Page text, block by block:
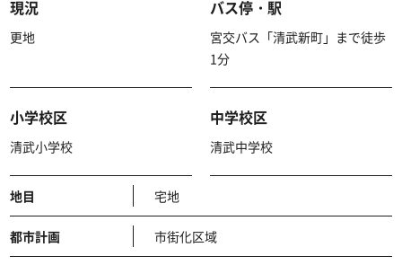
現況
更地
バス停・駅
宮交バス「清武新町」まで徒歩
1分
小学校区
清武小学校
中学校区
清武中学校
地目 宅地
都市計画 市街化区域